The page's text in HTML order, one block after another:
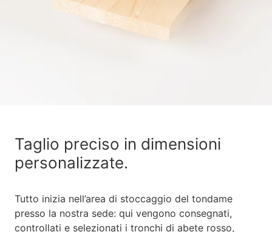
Taglio preciso in dimensioni
personalizzate.
Tutto inizia nell’area di stoccaggio del tondame
presso la nostra sede: qui vengono consegnati,
controllati e selezionati i tronchi di abete rosso,